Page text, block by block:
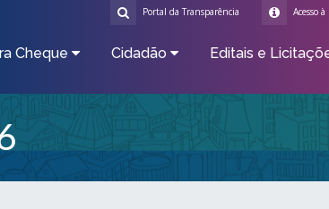
Acesso
Portal da Transparência
Cheque Cidadão Editais e